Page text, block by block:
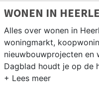
WONEN IN
Alles over wonen in
woningmarkt,
nieuwbouwprojecten en
Dagblad houdt je op de